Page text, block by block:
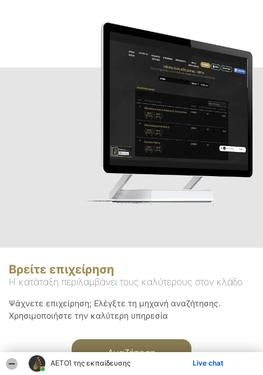
ΑΕΤΟΊ της εκπαίδευσης Live chat
Βρείτε επιχείρηση
Η κατάταξη περιλαμβάνει τους καλύτερους στον κλάδο
Ψάχνετε επιχείρηση; Ελέγξτε τη μηχανή αναζήτησης.
Χρησιμοποιήστε την καλύτερη υπηρεσία
Αναζήτηση